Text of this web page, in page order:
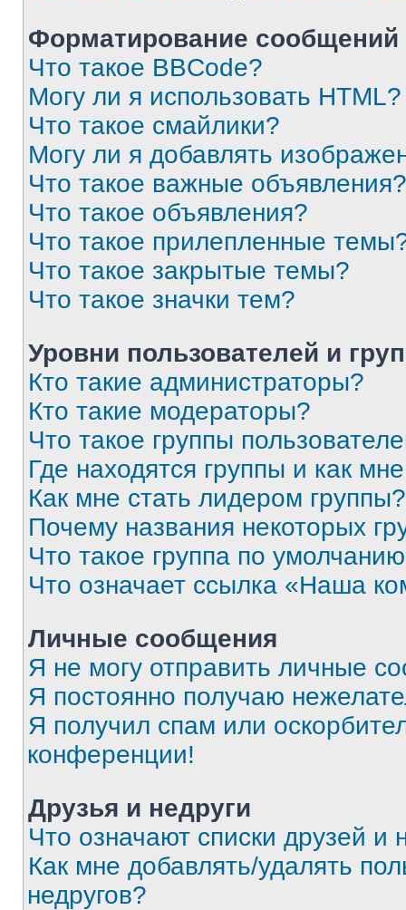
Форматирование
Что такое BBCode?
Могу ли я использовать HTML?
Что такое смайлики?
Могу ли я добавлять
Что такое важные объявления?
Что такое объявления?
Что такое прилепленные
Что такое закрытые темы?
Что такое значки тем?
Уровни пользователей и
Кто такие администраторы?
Кто такие модераторы?
Что такое группы
Где находятся группы и как
Как мне стать лидером группы?
Почему названия некоторых
Что такое группа по
Что означает ссылка «Наша
Личные сообщения
Я не могу отправить личные
Я постоянно получаю
Я получил спам или
конференции!
Друзья и недруги
Что означают списки друзей и
Как мне добавлять/удалять
недругов?